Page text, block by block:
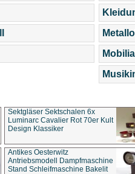
Sektgläser Sektschalen 6x
Luminarc Cavalier Rot 70er Kult
Design Klassiker
Antikes Oesterwitz
Antriebsmodell Dampfmaschine
Stand Schleifmaschine Bakelit